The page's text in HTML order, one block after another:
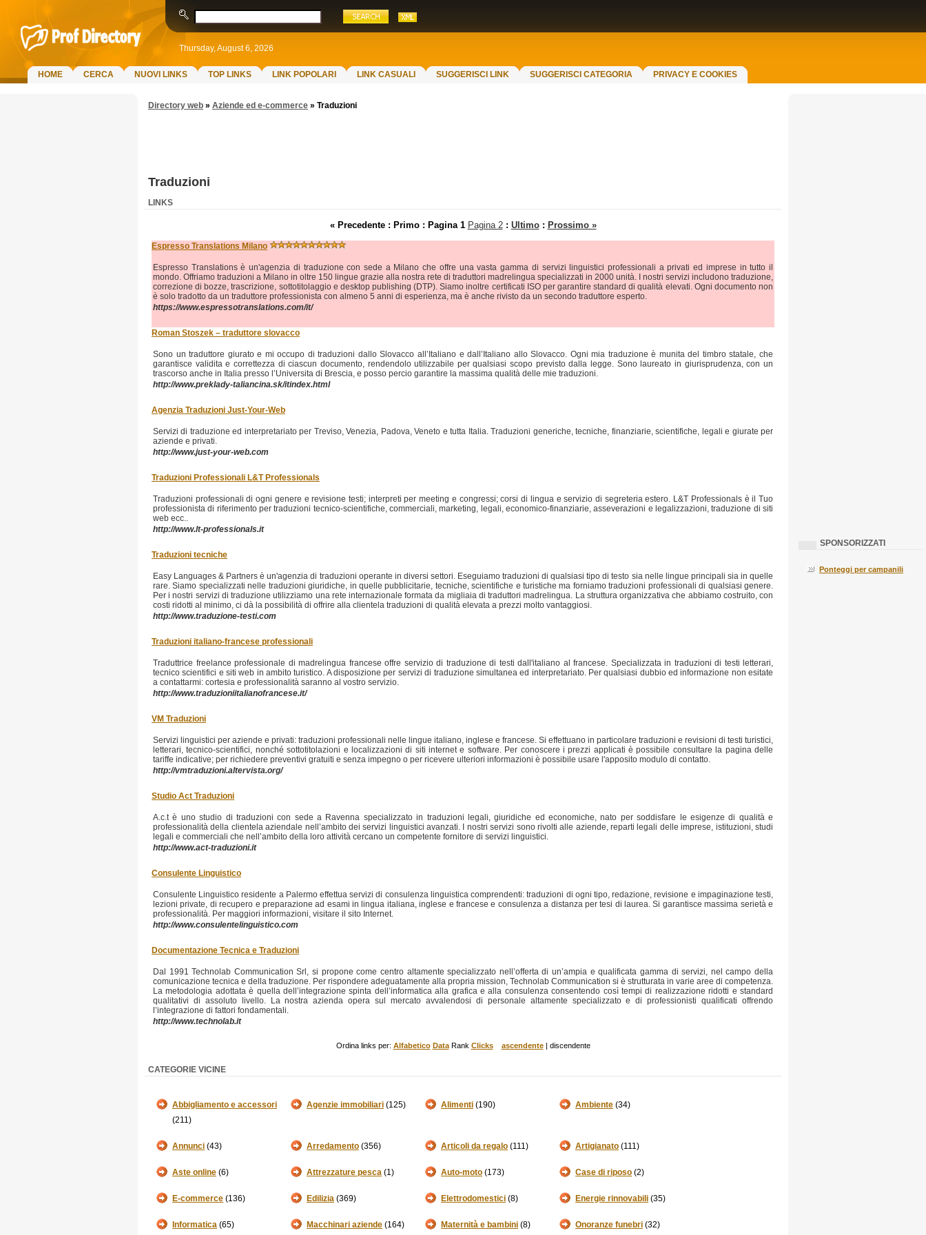
Thursday, August 6, 2026
HOME CERCA NUOVI LINKS TOP LINKS LINK POPOLARI LINK CASUALI SUGGERISCI LINK SUGGERISCI CATEGORIA PRIVACY E COOKIES
Directory web » Aziende ed e-commerce » Traduzioni
Traduzioni
LINKS
« Precedente : Primo : Pagina 1 Pagina 2 : Ultimo: Prossimo »
Espresso Translations Milano
Espresso Translations è un'agenzia di traduzione con sede a Milano che offre una vasta gamma di servizi linguistici professionali a privati ed imprese in tutto il
mondo. Offriamo traduzioni a Milano in oltre 150 lingue grazie alla nostra rete di traduttori madrelingua specializzati in 2000 unità. I nostri servizi includono traduzione,
correzione di bozze, trascrizione, sottotitolaggio e desktop publishing (DTP). Siamo inoltre certificati ISO per garantire standard di qualità elevati. Ogni documento non
è solo tradotto da un traduttore professionista con almeno 5 anni di esperienza, ma è anche rivisto da un secondo traduttore esperto.
https://www.espressotranslations.com/it/
Roman Stoszek – traduttore slovacco
Sono un traduttore giurato e mi occupo di traduzioni dallo Slovacco all’Italiano e dall’Italiano allo Slovacco. Ogni mia traduzione è munita del timbro statale, che
garantisce validita e correttezza di ciascun documento, rendendolo utilizzabile per qualsiasi scopo previsto dalla legge. Sono laureato in giurisprudenza, con un
trascorso anche in Italia presso l’Universita di Brescia, e posso percio garantire la massima qualità delle mie traduzioni.
http://www.preklady-taliancina.sk/itindex.html
Agenzia Traduzioni Just-Your-Web
Servizi di traduzione ed interpretariato per Treviso, Venezia, Padova, Veneto e tutta Italia. Traduzioni generiche, tecniche, finanziarie, scientifiche, legali e giurate per
aziende e privati.
http://www.just-your-web.com
Traduzioni Professionali L&T Professionals
Traduzioni professionali di ogni genere e revisione testi; interpreti per meeting e congressi; corsi di lingua e servizio di segreteria estero. L&T Professionals è il Tuo
professionista di riferimento per traduzioni tecnico-scientifiche, commerciali, marketing, legali, economico-finanziarie, asseverazioni e legalizzazioni, traduzione di siti
web ecc..
http://www.lt-professionals.it
Traduzioni tecniche
Easy Languages & Partners è un'agenzia di traduzioni operante in diversi settori. Eseguiamo traduzioni di qualsiasi tipo di testo sia nelle lingue principali sia in quelle
rare. Siamo specializzati nelle traduzioni giuridiche, in quelle pubblicitarie, tecniche, scientifiche e turistiche ma forniamo traduzioni professionali di qualsiasi genere.
Per i nostri servizi di traduzione utilizziamo una rete internazionale formata da migliaia di traduttori madrelingua. La struttura organizzativa che abbiamo costruito, con
costi ridotti al minimo, ci dà la possibilità di offrire alla clientela traduzioni di qualità elevata a prezzi molto vantaggiosi.
http://www.traduzione-testi.com
Traduzioni italiano-francese professionali
Traduttrice freelance professionale di madrelingua francese offre servizio di traduzione di testi dall'italiano al francese. Specializzata in traduzioni di testi letterari,
tecnico scientifici e siti web in ambito turistico. A disposizione per servizi di traduzione simultanea ed interpretariato. Per qualsiasi dubbio ed informazione non esitate
a contattarmi: cortesia e professionalità saranno al vostro servizio.
http://www.traduzioniitalianofrancese.it/
VM Traduzioni
Servizi linguistici per aziende e privati: traduzioni professionali nelle lingue italiano, inglese e francese. Si effettuano in particolare traduzioni e revisioni di testi turistici,
letterari, tecnico-scientifici, nonché sottotitolazioni e localizzazioni di siti internet e software. Per conoscere i prezzi applicati è possibile consultare la pagina delle
tariffe indicative; per richiedere preventivi gratuiti e senza impegno o per ricevere ulteriori informazioni è possibile usare l'apposito modulo di contatto.
http://vmtraduzioni.altervista.org/
Studio Act Traduzioni
A.c.t è uno studio di traduzioni con sede a Ravenna specializzato in traduzioni legali, giuridiche ed economiche, nato per soddisfare le esigenze di qualità e
professionalità della clientela aziendale nell’ambito dei servizi linguistici avanzati. I nostri servizi sono rivolti alle aziende, reparti legali delle imprese, istituzioni, studi
legali e commerciali che nell’ambito della loro attività cercano un competente fornitore di servizi linguistici.
http://www.act-traduzioni.it
Consulente Linguistico
Consulente Linguistico residente a Palermo effettua servizi di consulenza linguistica comprendenti: traduzioni di ogni tipo, redazione, revisione e impaginazione testi,
lezioni private, di recupero e preparazione ad esami in lingua italiana, inglese e francese e consulenza a distanza per tesi di laurea. Si garantisce massima serietà e
professionalità. Per maggiori informazioni, visitare il sito Internet.
http://www.consulentelinguistico.com
Documentazione Tecnica e Traduzioni
Dal 1991 Technolab Communication Srl, si propone come centro altamente specializzato nell’offerta di un’ampia e qualificata gamma di servizi, nel campo della
comunicazione tecnica e della traduzione. Per rispondere adeguatamente alla propria mission, Technolab Communication si è strutturata in varie aree di competenza.
La metodologia adottata è quella dell’integrazione spinta dell’informatica alla grafica e alla consulenza consentendo così tempi di realizzazione ridotti e standard
qualitativi di assoluto livello. La nostra azienda opera sul mercato avvalendosi di personale altamente specializzato e di professionisti qualificati offrendo
l’integrazione di fattori fondamentali.
http://www.technolab.it
Ordina links per: Alfabetico DataRank Clicks ascendente| discendente
CATEGORIE VICINE
Abbigliamento e accessori
(211)
Agenzie immobiliari (125) Alimenti (190) Ambiente (34)
Annunci (43) Arredamento (356) Articoli da regalo (111) Artigianato (111)
Aste online (6) Attrezzature pesca (1) Auto-moto (173) Case di riposo (2)
E-commerce (136) Edilizia (369) Elettrodomestici (8) Energie rinnovabili (35)
Informatica (65) Macchinari aziende (164) Maternità e bambini (8) Onoranze funebri (32)
SPONSORIZZATI
Ponteggi per campanili